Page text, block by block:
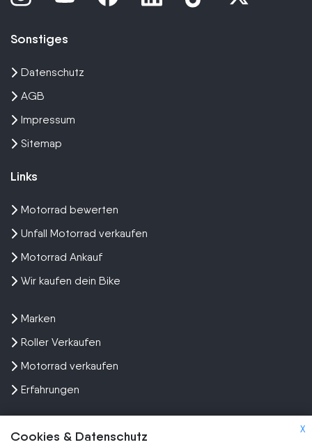
X
Cookies & Datenschutz
Sonstiges
Datenschutz
AGB
Impressum
Sitemap
Links
Motorrad bewerten
Unfall Motorrad verkaufen
Motorrad Ankauf
Wir kaufen dein Bike
Marken
Roller Verkaufen
Motorrad verkaufen
Erfahrungen